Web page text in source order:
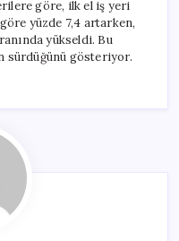
göre, ilk el iş yeri
göre yüzde 7,4 artarken,
yükseldi. Bu
sürdüğünü gösteriyor.